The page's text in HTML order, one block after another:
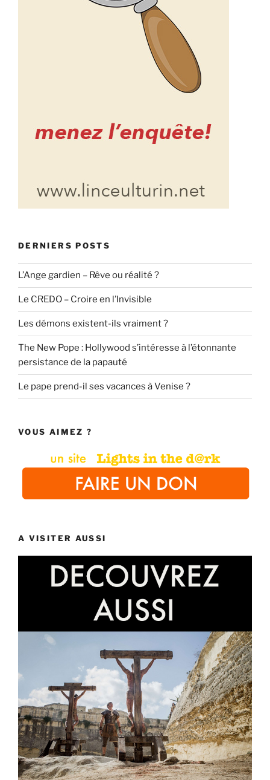
DERNIERS POSTS
L’Ange gardien – Rêve ou réalité ?
Le CREDO – Croire en l’Invisible
Les démons existent-ils vraiment ?
The New Pope : Hollywood s’intéresse à l’étonnante
persistance de la papauté
Le pape prend-il ses vacances à Venise ?
VOUS AIMEZ ?
A VISITER AUSSI